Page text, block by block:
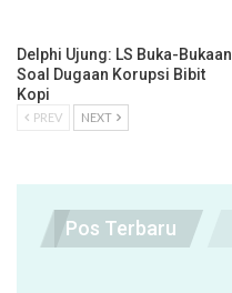
Delphi Ujung: LS Buka-Bukaan
Soal Dugaan Korupsi Bibit
Kopi
PREV NEXT
Pos Terbaru